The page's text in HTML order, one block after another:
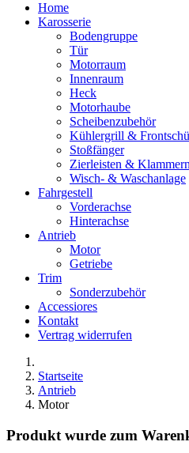
Home
Karosserie
Bodengruppe
Tür
Motorraum
Innenraum
Heck
Motorhaube
Scheibenzubehör
Kühlergrill &
Stoßfänger
Zierleisten & Klammern
Wisch- & Waschanlage
Fahrgestell
Vorderachse
Hinterachse
Antrieb
Motor
Getriebe
Trim
Sonderzubehör
Accessiores
Kontakt
Vertrag widerrufen
Startseite
Antrieb
Motor
Produkt wurde zum